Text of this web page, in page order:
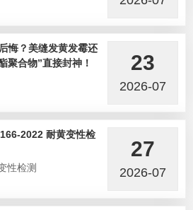
悔？美缝发黄发霉还
聚合物”直接封神！
23
2026-07
耐黄变性检
耐黄变性检测
27
2026-07